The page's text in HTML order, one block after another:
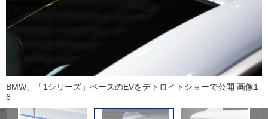
BMW、「1シリーズ」ベースのEVをデトロイトショーで公開 画像1
6